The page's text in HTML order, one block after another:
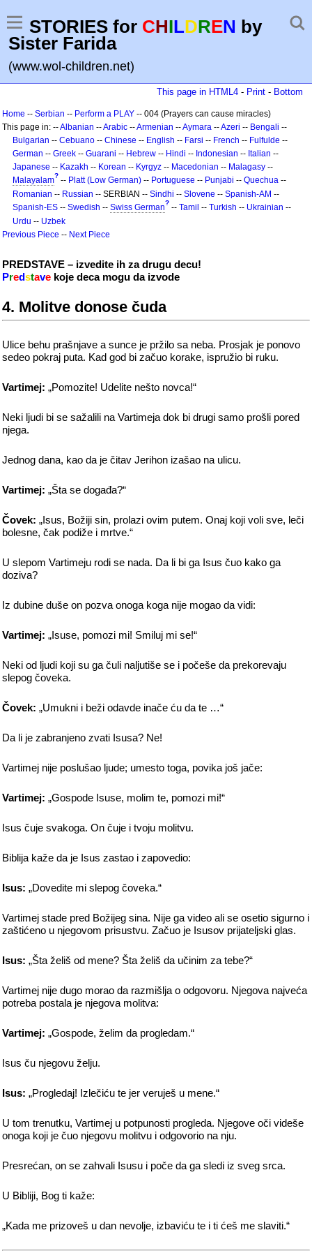
STORIES for CHILDREN by
Sister Farida
(www.wol-children.net)
This page in HTML4 - Print - Bottom
Home -- Serbian -- Perform a PLAY -- 004 (Prayers can cause miracles)
This page in: --Albanian --Arabic --Armenian --Aymara --Azeri -- Bengali --
Bulgarian -- Cebuano -- Chinese -- English -- Farsi -- French -- Fulfulde --
German -- Greek -- Guarani -- Hebrew -- Hindi -- Indonesian -- Italian --
Japanese -- Kazakh -- Korean -- Kyrgyz -- Macedonian -- Malagasy --
Malayalam? -- Platt (Low German) -- Portuguese -- Punjabi -- Quechua --
Romanian -- Russian -- SERBIAN -- Sindhi -- Slovene -- Spanish-AM --
Spanish-ES -- Swedish -- Swiss German? -- Tamil -- Turkish -- Ukrainian --
Urdu -- Uzbek
Previous Piece -- Next Piece
PREDSTAVE – izvedite ih za drugu decu!
Predstave koje deca mogu da izvode
4. Molitve donose čuda
Ulice behu prašnjave a sunce je pržilo sa neba. Prosjak je ponovo
sedeo pokraj puta. Kad god bi začuo korake, ispružio bi ruku.
Vartimej: „Pomozite! Udelite nešto novca!“
Neki ljudi bi se sažalili na Vartimeja dok bi drugi samo prošli pored
njega.
Jednog dana, kao da je čitav Jerihon izašao na ulicu.
Vartimej: „Šta se događa?“
Čovek: „Isus, Božiji sin, prolazi ovim putem. Onaj koji voli sve, leči
bolesne, čak podiže i mrtve.“
U slepom Vartimeju rodi se nada. Da li bi ga Isus čuo kako ga
doziva?
Iz dubine duše on pozva onoga koga nije mogao da vidi:
Vartimej: „Isuse, pomozi mi! Smiluj mi se!“
Neki od ljudi koji su ga čuli naljutiše se i počeše da prekorevaju
slepog čoveka.
Čovek: „Umukni i beži odavde inače ću da te …“
Da li je zabranjeno zvati Isusa? Ne!
Vartimej nije poslušao ljude; umesto toga, povika još jače:
Vartimej: „Gospode Isuse, molim te, pomozi mi!“
Isus čuje svakoga. On čuje i tvoju molitvu.
Biblija kaže da je Isus zastao i zapovedio:
Isus: „Dovedite mi slepog čoveka.“
Vartimej stade pred Božijeg sina. Nije ga video ali se osetio sigurno i
zaštićeno u njegovom prisustvu. Začuo je Isusov prijateljski glas.
Isus: „Šta želiš od mene? Šta želiš da učinim za tebe?“
Vartimej nije dugo morao da razmišlja o odgovoru. Njegova najveća
potreba postala je njegova molitva:
Vartimej: „Gospode, želim da progledam.“
Isus ču njegovu želju.
Isus: „Progledaj! Izlečiću te jer veruješ u mene.“
U tom trenutku, Vartimej u potpunosti progleda. Njegove oči videše
onoga koji je čuo njegovu molitvu i odgovorio na nju.
Presrećan, on se zahvali Isusu i poče da ga sledi iz sveg srca.
U Bibliji, Bog ti kaže:
„Kada me prizoveš u dan nevolje, izbaviću te i ti ćeš me slaviti.“